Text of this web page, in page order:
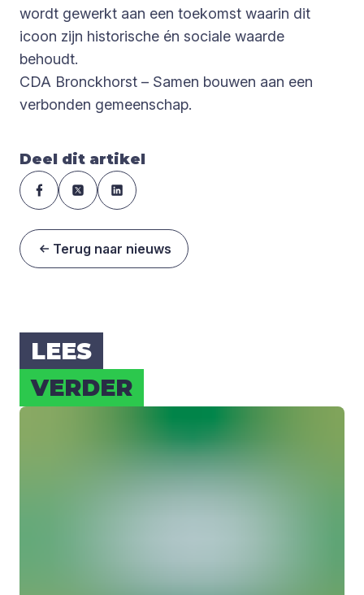
wordt gewerkt aan een toekomst waarin dit
icoon zijn historische én sociale waarde
behoudt.
CDA Bronckhorst – Samen bouwen aan een
verbonden gemeenschap.
Deel dit artikel
Terug naar nieuws
LEES
VER­DER